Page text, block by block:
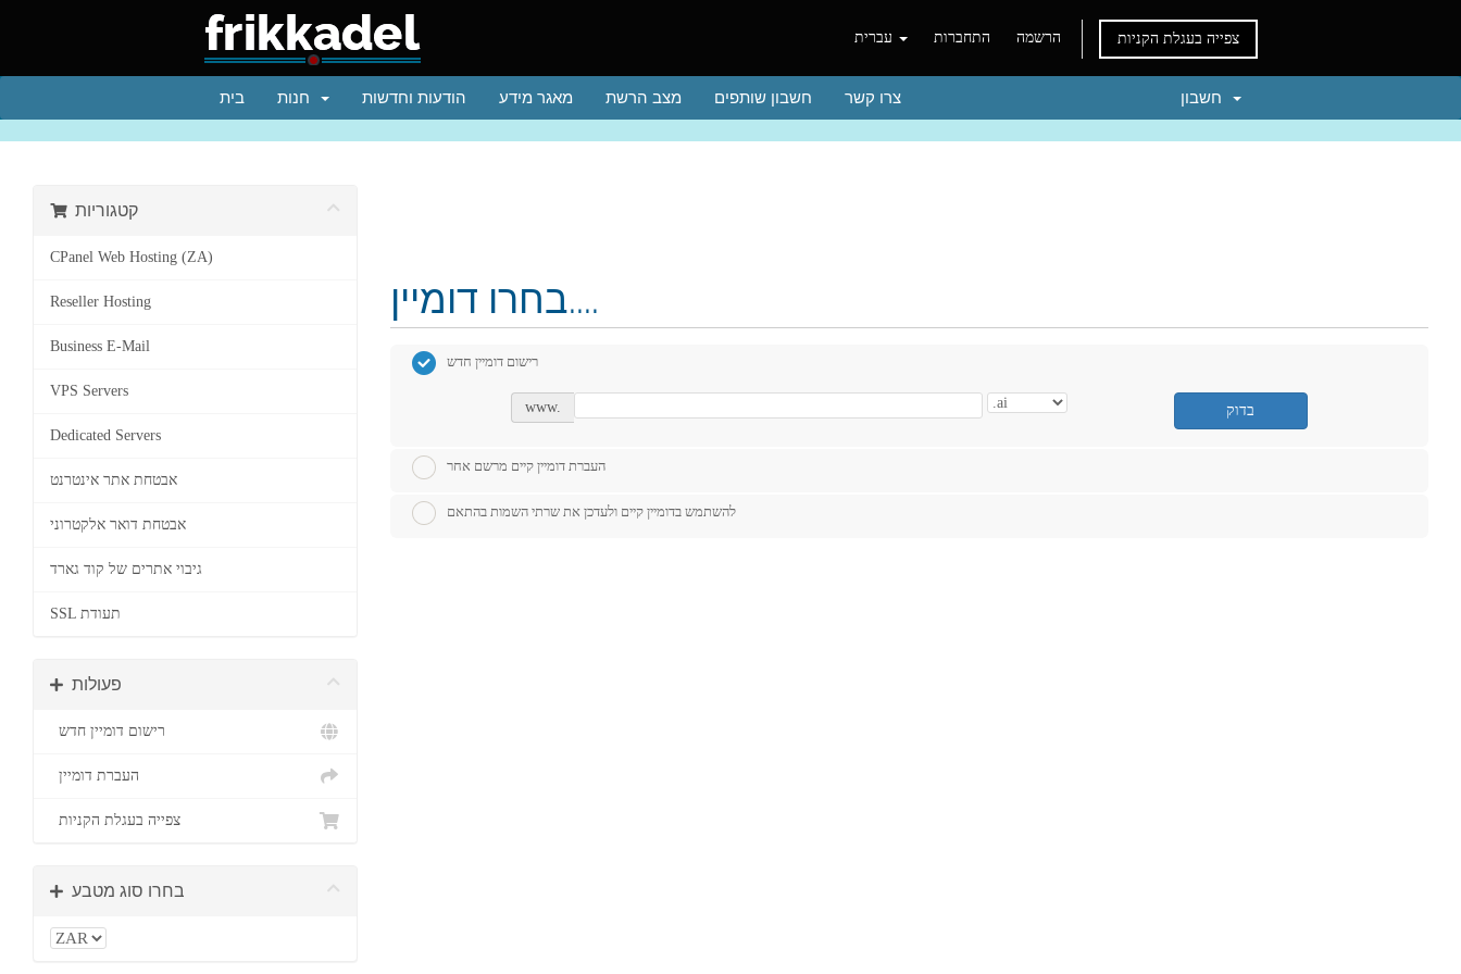
התחברות הרשמה צפייה בעגלת הקניות
בית הודעות וחדשות מאגר מידע מצב הרשת חשבון שותפים צרו קשר
קטגוריות
CPanel Web Hosting (ZA)
Reseller Hosting
Business E-Mail
VPS Servers
Dedicated Servers
אבטחת אתר אינטרנט
אבטחת דואר אלקטרוני
גיבוי אתרים של קוד גארד
SSL תעודת
פעולות
רישום דומיין חדש
העברת דומיין
צפייה בעגלת הקניות
בחרו סוג מטבע
בחרו דומיין....
רישום דומיין חדש
www. בדוק
העברת דומיין קיים מרשם אחר
להשתמש בדומיין קיים ולעדכן את שרתי השמות בהתאם